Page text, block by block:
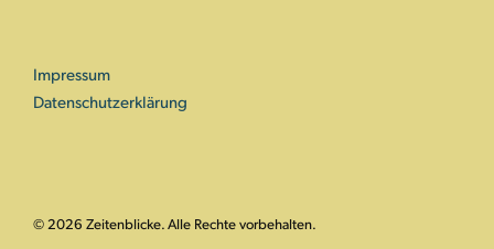
Impressum
Datenschutzerklärung
© 2026 Zeitenblicke. Alle Rechte vorbehalten.